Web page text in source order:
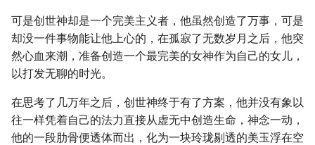
可是创世神却是一个完美主义者，他虽然创造了万事，可是
却没一件事物能让他上心的，在孤寂了无数岁月之后，他突
然心血来潮，准备创造一个最完美的女神作为自己的女儿，
以打发无聊的时光。
在思考了几万年之后，创世神终于有了方案，他并没有象以
往一样凭着自己的法力直接从虚无中创造生命，神念一动，
他的一段肋骨便透体而出，化为一块玲珑剔透的美玉浮在空